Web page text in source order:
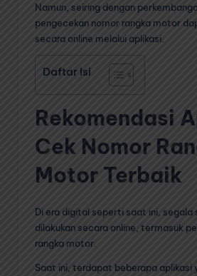
Namun, seiring dengan
pengecekan nomor rangka motor
secara online melalui aplikasi.
Daftar Isi
Rekomendasi
Cek Nomor
Motor Terbaik
Di era digital seperti saat ini, segala
dilakukan secara online, termasuk
rangka motor.
Saat ini, terdapat beberapa aplikasi